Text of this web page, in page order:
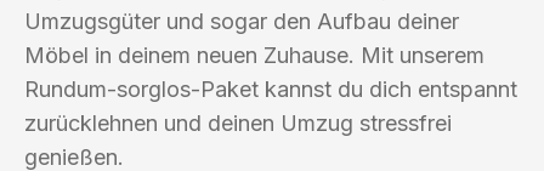
Umzugsgüter und sogar den Aufbau deiner
Möbel in deinem neuen Zuhause. Mit unserem
Rundum-sorglos-Paket kannst du dich entspannt
zurücklehnen und deinen Umzug stressfrei
genießen.